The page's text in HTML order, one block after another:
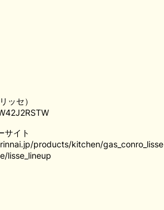
サイト
products/kitchen/gas_conro_lisse
lisse_lineup
ッセ）